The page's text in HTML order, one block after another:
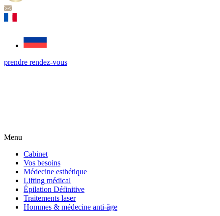
prendre rendez-vous
Menu
Cabinet
Vos besoins
Médecine esthétique
Lifting médical
Épilation Définitive
Traitements laser
Hommes & médecine anti-âge